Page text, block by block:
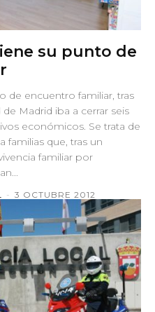
su punto de
de encuentro familiar, tras
Madrid iba a cerrar seis
Se trata de
familias que, tras un
familiar por
- 3 OCTUBRE 2012